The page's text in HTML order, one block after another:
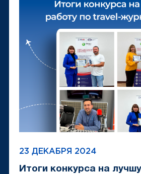
23 ДЕКАБРЯ 2024
Итоги конкурса на